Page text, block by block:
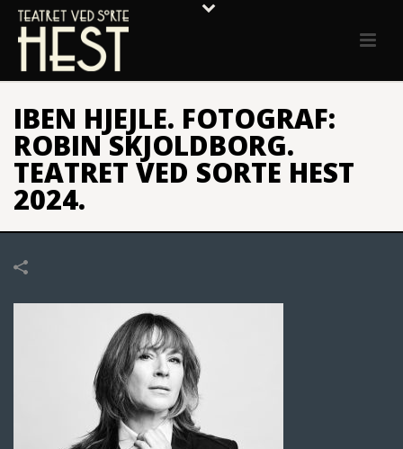
IBEN HJEJLE. FOTOGRAF:
ROBIN SKJOLDBORG.
TEATRET VED SORTE HEST
2024.